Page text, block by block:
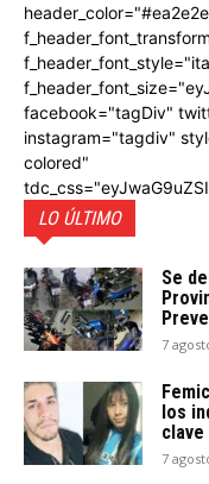
facebook="tagDiv"
instagram="tagdiv"
colored"
LO ÚLTIMO
Se
7
los
clave
7